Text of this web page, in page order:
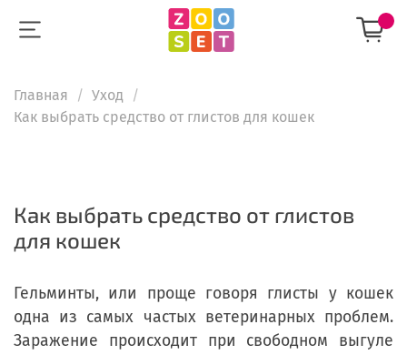
Главная
Уход
Как выбрать средство от глистов для кошек
Как выбрать средство от глистов
для кошек
Гельминты, или проще говоря глисты у кошек
одна из самых частых ветеринарных проблем.
Заражение происходит при свободном выгуле